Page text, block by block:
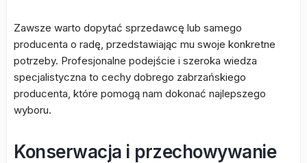
Zawsze warto dopytać sprzedawcę lub samego
producenta o radę, przedstawiając mu swoje konkretne
potrzeby. Profesjonalne podejście i szeroka wiedza
specjalistyczna to cechy dobrego zabrzańskiego
producenta, które pomogą nam dokonać najlepszego
wyboru.
Konserwacja i przechowywanie